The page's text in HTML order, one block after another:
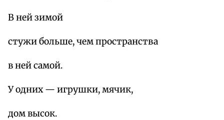
В ней зимой
стужи больше, чем пространства
в ней самой.
У одних — игрушки, мячик,
дом высок.